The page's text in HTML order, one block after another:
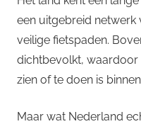
een uitgebreid
veilige fietspaden.
dichtbevolkt, waardoor
zien of te doen is
Maar wat Nederland